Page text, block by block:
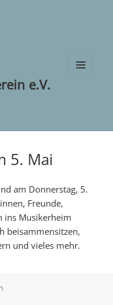
e.V.
5. Mai
am Donnerstag, 5.
Freunde,
ins Musikerheim
beisammensitzen,
und vieles mehr.
Treff am 5. Mai